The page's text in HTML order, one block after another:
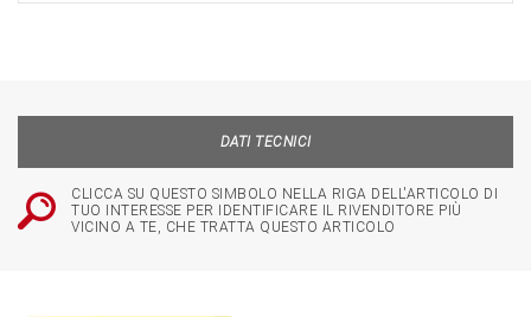
DATI TECNICI
CLICCA SU QUESTO SIMBOLO NELLA RIGA DELL'ARTICOLO DI
TUO INTERESSE PER IDENTIFICARE IL RIVENDITORE PIÙ
VICINO A TE, CHE TRATTA QUESTO ARTICOLO